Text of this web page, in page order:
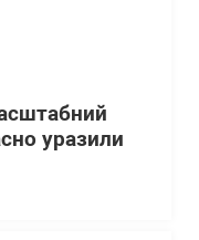
уразили